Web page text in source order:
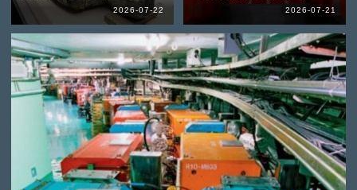
2026-07-22 2026-07-21